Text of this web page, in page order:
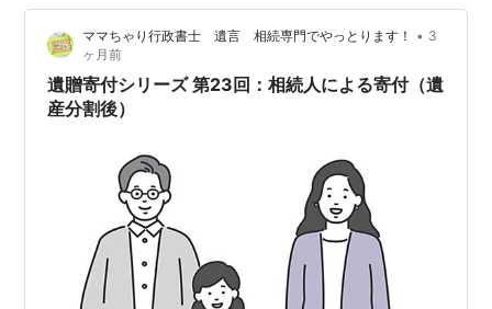
を特定の団体へ遺贈するとしたものの、団体側が管理負
担を理由に受領を辞退したケースがあります。この結
果、遺言の解釈や財産の帰属を巡って相続人間で協議が
必要となり、手続きが長期化しました。 また、団体名…
ママちゃり行政書士 遺言 相続専門でやっとります！ • 3
ヶ月前
遺贈寄付シリーズ 第23回：相続人による寄付（遺
産分割後）